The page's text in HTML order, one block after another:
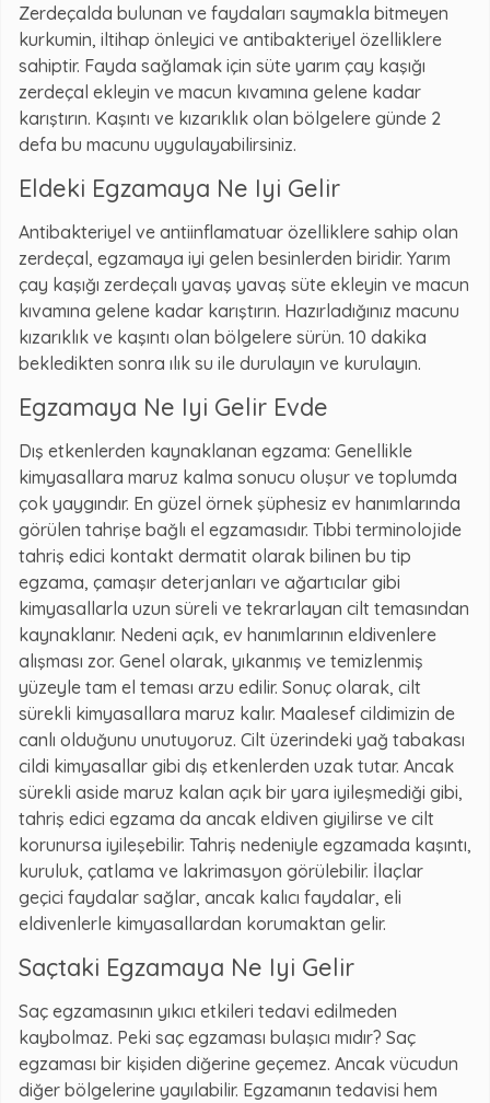
Zerdeçalda bulunan ve faydaları saymakla bitmeyen
kurkumin, iltihap önleyici ve antibakteriyel özelliklere
sahiptir. Fayda sağlamak için süte yarım çay kaşığı
zerdeçal ekleyin ve macun kıvamına gelene kadar
karıştırın. Kaşıntı ve kızarıklık olan bölgelere günde 2
defa bu macunu uygulayabilirsiniz.
Eldeki Egzamaya Ne Iyi Gelir
Antibakteriyel ve antiinflamatuar özelliklere sahip olan
zerdeçal, egzamaya iyi gelen besinlerden biridir. Yarım
çay kaşığı zerdeçalı yavaş yavaş süte ekleyin ve macun
kıvamına gelene kadar karıştırın. Hazırladığınız macunu
kızarıklık ve kaşıntı olan bölgelere sürün. 10 dakika
bekledikten sonra ılık su ile durulayın ve kurulayın.
Egzamaya Ne Iyi Gelir Evde
Dış etkenlerden kaynaklanan egzama: Genellikle
kimyasallara maruz kalma sonucu oluşur ve toplumda
çok yaygındır. En güzel örnek şüphesiz ev hanımlarında
görülen tahrişe bağlı el egzamasıdır. Tıbbi terminolojide
tahriş edici kontakt dermatit olarak bilinen bu tip
egzama, çamaşır deterjanları ve ağartıcılar gibi
kimyasallarla uzun süreli ve tekrarlayan cilt temasından
kaynaklanır. Nedeni açık, ev hanımlarının eldivenlere
alışması zor. Genel olarak, yıkanmış ve temizlenmiş
yüzeyle tam el teması arzu edilir. Sonuç olarak, cilt
sürekli kimyasallara maruz kalır. Maalesef cildimizin de
canlı olduğunu unutuyoruz. Cilt üzerindeki yağ tabakası
cildi kimyasallar gibi dış etkenlerden uzak tutar. Ancak
sürekli aside maruz kalan açık bir yara iyileşmediği gibi,
tahriş edici egzama da ancak eldiven giyilirse ve cilt
korunursa iyileşebilir. Tahriş nedeniyle egzamada kaşıntı,
kuruluk, çatlama ve lakrimasyon görülebilir. İlaçlar
geçici faydalar sağlar, ancak kalıcı faydalar, eli
eldivenlerle kimyasallardan korumaktan gelir.
Saçtaki Egzamaya Ne Iyi Gelir
Saç egzamasının yıkıcı etkileri tedavi edilmeden
kaybolmaz. Peki saç egzaması bulaşıcı mıdır? Saç
egzaması bir kişiden diğerine geçemez. Ancak vücudun
diğer bölgelerine yayılabilir. Egzamanın tedavisi hem